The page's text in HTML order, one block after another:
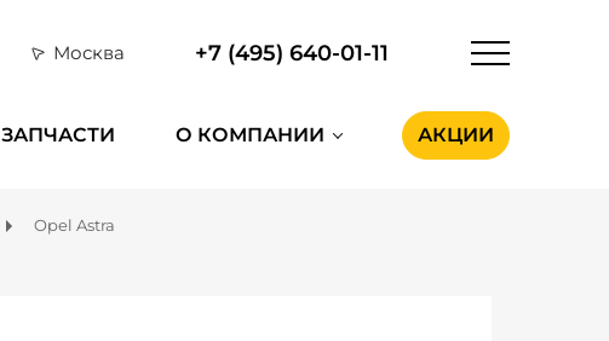
Москва +7 (495) 640-01-11
ЗАПЧАСТИ О КОМПАНИИ АКЦИИ
Opel Astra